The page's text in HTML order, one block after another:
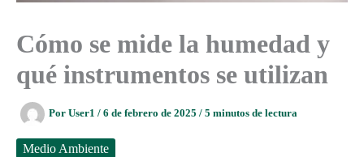
Cómo se mide la humedad y
qué instrumentos se utilizan
Por User1 / 6 de febrero de 2025 / 5 minutos de lectura
Medio Ambiente